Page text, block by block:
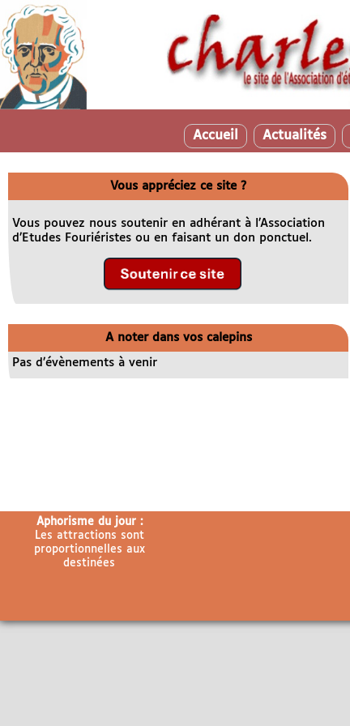
Accueil Actualités
Vous appréciez ce site ?
Vous pouvez nous soutenir en adhérant à l’Association
d’Etudes Fouriéristes ou en faisant un don ponctuel.
A noter dans vos calepins
Pas d’évènements à venir
Aphorisme du jour :
Les attractions sont
proportionnelles aux
destinées